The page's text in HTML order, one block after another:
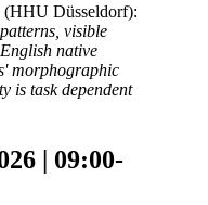
(HHU Düsseldorf):
visible
native
morphographic
is task dependent
| 09:00-